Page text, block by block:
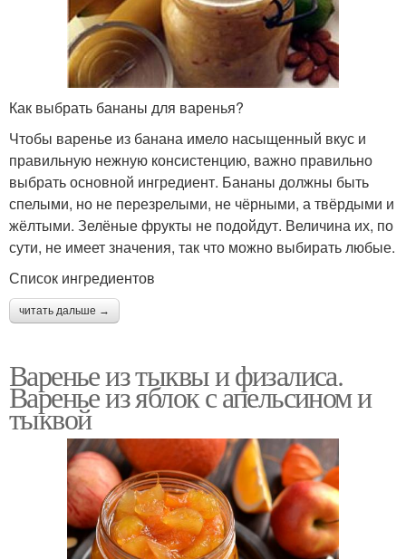
Как выбрать бананы для варенья?
Чтобы варенье из банана имело насыщенный вкус и
правильную нежную консистенцию, важно правильно
выбрать основной ингредиент. Бананы должны быть
спелыми, но не перезрелыми, не чёрными, а твёрдыми и
жёлтыми. Зелёные фрукты не подойдут. Величина их, по
сути, не имеет значения, так что можно выбирать любые.
Список ингредиентов
читать дальше →
Варенье из тыквы и физалиса.
Варенье из яблок с апельсином и
тыквой